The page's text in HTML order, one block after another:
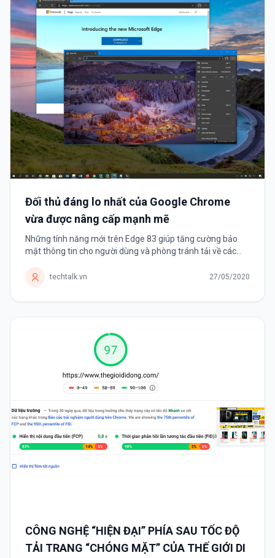
Đối thủ đáng lo nhất của Google Chrome
vừa được nâng cấp mạnh mẽ
Những tính năng mới trên Edge 83 giúp tăng cường bảo
mật thông tin cho người dùng và phòng tránh tải về các
được vài tháng...
techtalk.vn 27/05/2020
CÔNG NGHỆ “HIỆN ĐẠI” PHÍA SAU TỐC ĐỘ
TẢI TRANG “CHÓNG MẶT” CỦA THẾ GIỚI DI